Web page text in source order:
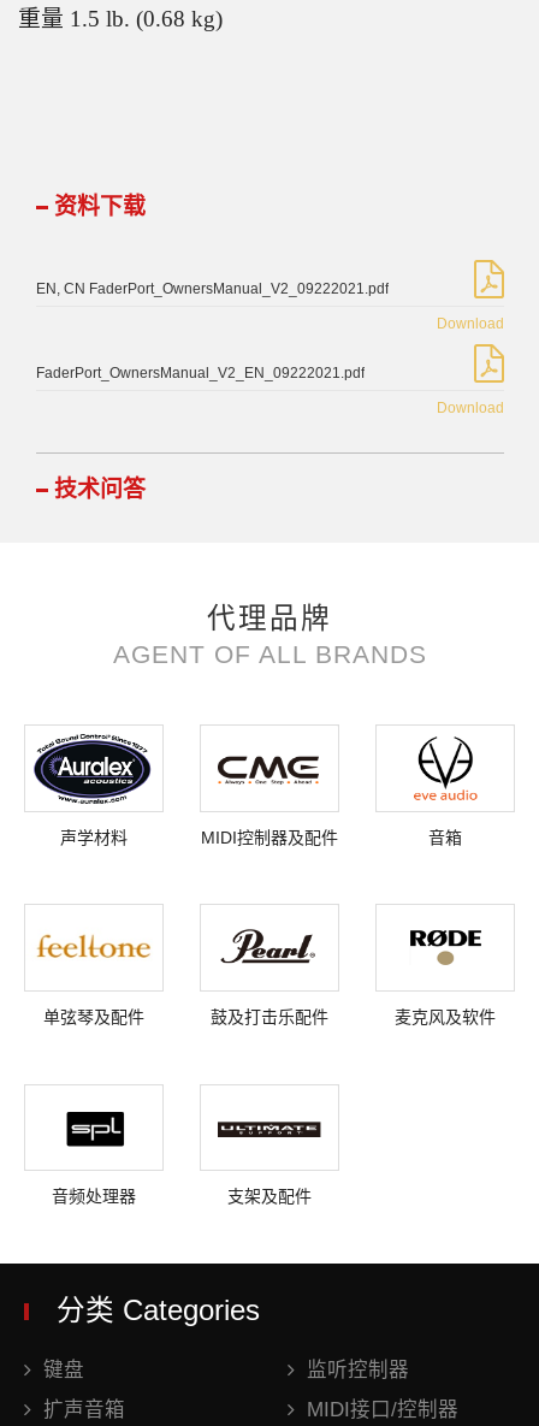
重量 1.5 lb. (0.68 kg)
资料下载
EN, CN FaderPort_OwnersManual_V2_09222021.pdf
Download
FaderPort_OwnersManual_V2_EN_09222021.pdf
Download
技术问答
代理品牌
AGENT OF ALL BRANDS
声学材料 MIDI控制器及配件 音箱
单弦琴及配件 鼓及打击乐配件 麦克风及软件
音频处理器 支架及配件
分类 Categories
键盘
监听控制器
扩声音箱
MIDI接口/控制器